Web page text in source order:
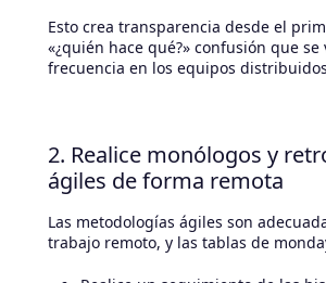
Esto crea transparencia desde el
«¿quién hace qué?» confusión que se
frecuencia en los equipos
2. Realice monólogos y
ágiles de forma remota
Las metodologías ágiles son
trabajo remoto, y las tablas de